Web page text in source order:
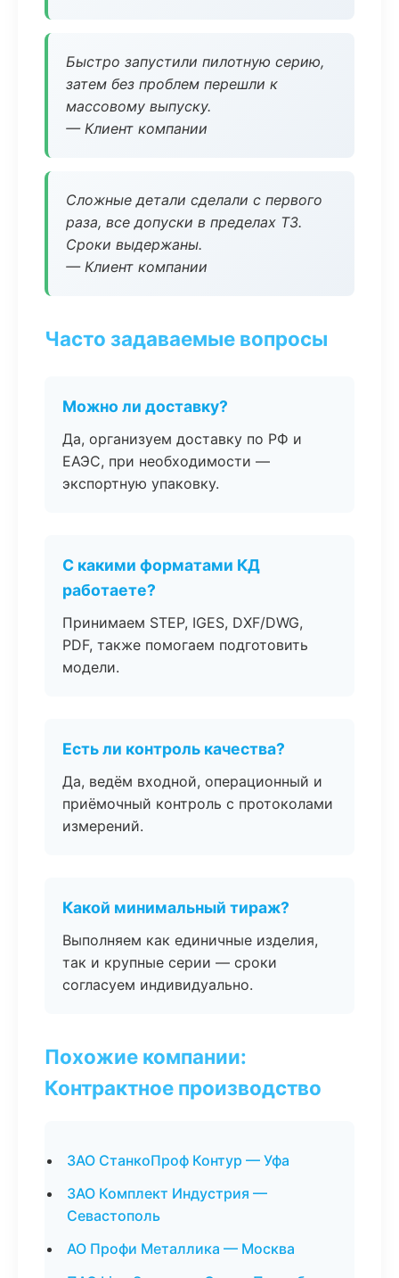
Быстро запустили пилотную серию,
затем без проблем перешли к
массовому выпуску.
— Клиент компании
Сложные детали сделали с первого
раза, все допуски в пределах ТЗ.
Сроки выдержаны.
— Клиент компании
Часто задаваемые вопросы
Можно ли доставку?
Да, организуем доставку по РФ и
ЕАЭС, при необходимости —
экспортную упаковку.
С какими форматами КД
работаете?
Принимаем STEP, IGES, DXF/DWG,
PDF, также помогаем подготовить
модели.
Есть ли контроль качества?
Да, ведём входной, операционный и
приёмочный контроль с протоколами
измерений.
Какой минимальный тираж?
Выполняем как единичные изделия,
так и крупные серии — сроки
согласуем индивидуально.
Похожие компании:
Контрактное производство
ЗАО СтанкоПроф Контур — Уфа
ЗАО Комплект Индустрия —
Севастополь
АО Профи Металлика — Москва